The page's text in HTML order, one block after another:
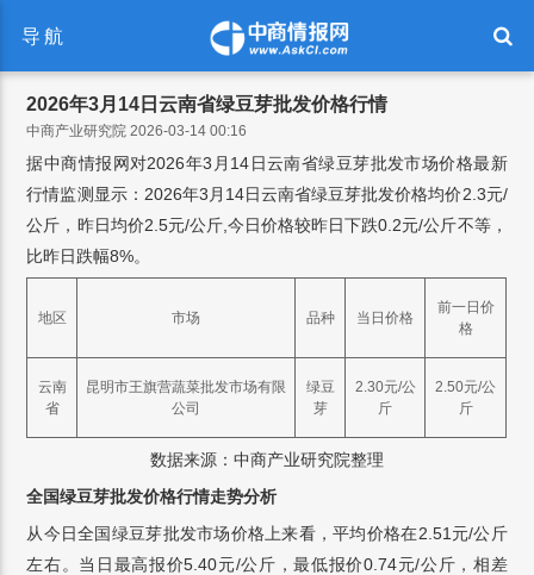
导航
2026年3月14日云南省绿豆芽批发价格行情
中商产业研究院 2026-03-14 00:16
据中商情报网对2026年3月14日云南省绿豆芽批发市场价格最新
行情监测显示：2026年3月14日云南省绿豆芽批发价格均价2.3元/
公斤，昨日均价2.5元/公斤,今日价格较昨日下跌0.2元/公斤不等，
比昨日跌幅8%。
地区 市场 品种 当日价格
前一日价
格
云南
省
昆明市王旗营蔬菜批发市场有限
公司
绿豆
芽
2.30元/公
斤
2.50元/公
斤
数据来源：中商产业研究院整理
全国绿豆芽批发价格行情走势分析
从今日全国绿豆芽批发市场价格上来看，平均价格在2.51元/公斤
左右。当日最高报价5.40元/公斤，最低报价0.74元/公斤，相差